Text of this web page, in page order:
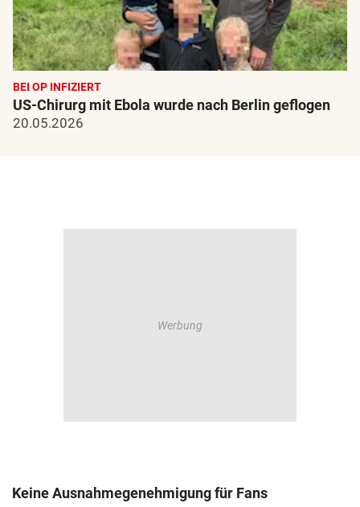
BEI OP INFIZIERT
US-Chirurg mit Ebola wurde nach Berlin geflogen
20.05.2026
Keine Ausnahmegenehmigung für Fans